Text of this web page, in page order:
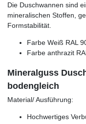
Die Duschwannen sind
mineralischen Stoffen,
Formstabilität.
Farbe Weiß RAL
Farbe anthrazit
Mineralguss
bodengleich
Material/ Ausführung:
Hochwertiges